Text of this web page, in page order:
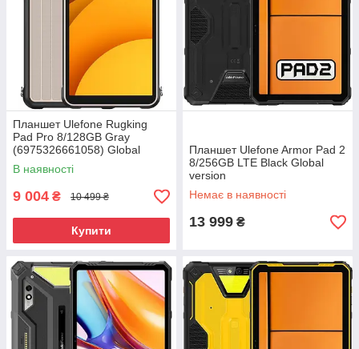
Планшет Ulefone Rugking
Pad Pro 8/128GB Gray
(6975326661058) Global
version
В наявності
9 004 ₴ 10 499 ₴
Купити
Планшет Ulefone Armor Pad 2
8/256GB LTE Black Global
version
Немає в наявності
13 999 ₴